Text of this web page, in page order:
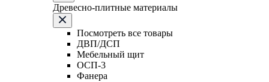
Древесно-плитные материалы
Посмотреть все товары
ДВП/ДСП
Мебельный щит
ОСП-3
Фанера